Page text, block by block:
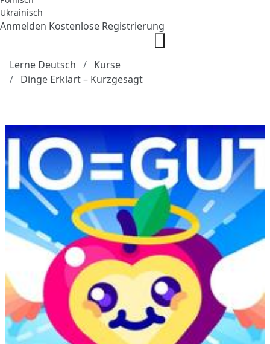
Ukrainisch
Anmelden Kostenlose Registrierung
Lerne Deutsch
Kurse
Dinge Erklärt – Kurzgesagt